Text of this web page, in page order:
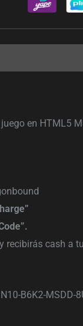
en HTML5
recibirás cash a
B6K2-MSDD-